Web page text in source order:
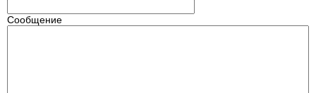
Сообщение